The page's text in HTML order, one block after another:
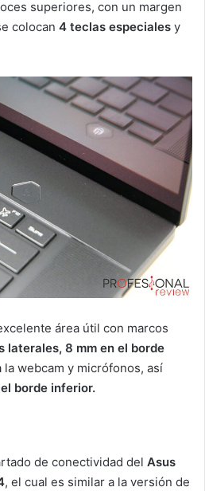
superiores, con un margen
colocan 4 teclas especiales y
área útil con marcos
laterales, 8 mm en el borde
la webcam y micrófonos, así
borde inferior.
de conectividad del Asus
, el cual es similar a la versión de